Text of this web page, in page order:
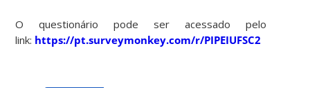
O questionário pode ser acessado pelo
link: https://pt.surveymonkey.com/r/PIPEIUFSC2